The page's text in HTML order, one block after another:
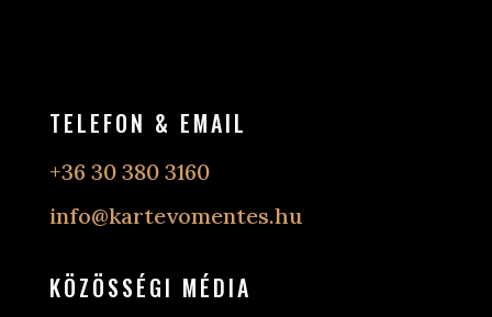
TELEFON & EMAIL
+36 30 380 3160
info@kartevomentes.hu
KÖZÖSSÉGI MÉDIA